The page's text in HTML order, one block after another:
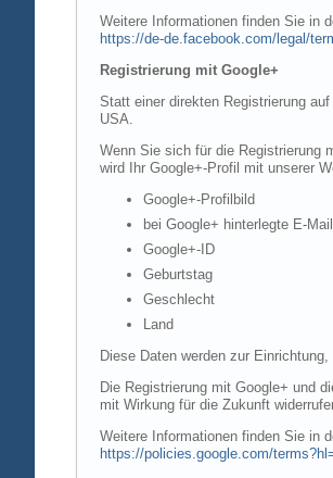
Weitere Informationen finden Sie in
https://de-de.facebook.com/legal/
Registrierung mit Google+
Statt einer direkten Registrierung
USA.
Wenn Sie sich für die Registrierung
wird Ihr Google+-Profil mit unserer
Google+-Profilbild
bei Google+ hinterlegte E-
Google+-ID
Geburtstag
Geschlecht
Land
Diese Daten werden zur
Die Registrierung mit Google+ und
mit Wirkung für die Zukunft
Weitere Informationen finden Sie in
https://policies.google.com/